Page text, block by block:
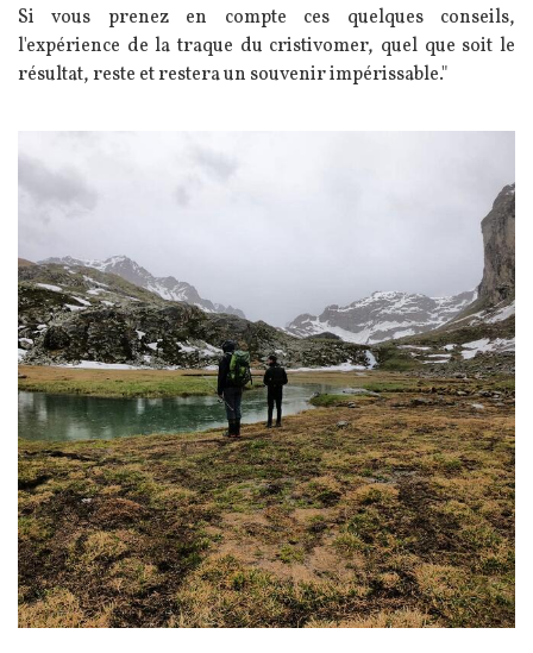
Si vous prenez en compte ces quelques conseils,
l'expérience de la traque du cristivomer, quel que soit le
résultat, reste et restera un souvenir impérissable."